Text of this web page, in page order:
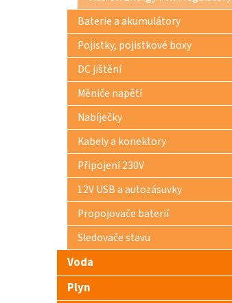
Baterie a akumulátory
Pojistky, pojistkové boxy
DC jištění
Měniče napětí
Nabíječky
Kabely a konektory
Připojení 230V
12V USB a autozásuvky
Propojovače baterií
Sledovače stavu
Voda
Plyn